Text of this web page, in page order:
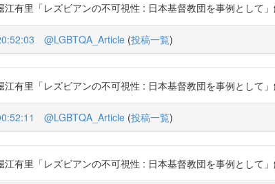
江有里「レズビアンの不可視性 : 日本基督教団を事例とし
@LGBTQA_Article (投稿一覧)
江有里「レズビアンの不可視性 : 日本基督教団を事例とし
@LGBTQA_Article (投稿一覧)
江有里「レズビアンの不可視性 : 日本基督教団を事例とし